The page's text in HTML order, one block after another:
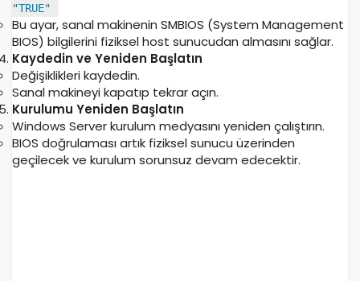
"TRUE"
Bu ayar, sanal makinenin SMBIOS (System Management
BIOS) bilgilerini fiziksel host sunucudan almasını sağlar.
Kaydedin ve Yeniden Başlatın
Değişiklikleri kaydedin.
Sanal makineyi kapatıp tekrar açın.
Kurulumu Yeniden Başlatın
Windows Server kurulum medyasını yeniden çalıştırın.
BIOS doğrulaması artık fiziksel sunucu üzerinden
geçilecek ve kurulum sorunsuz devam edecektir.